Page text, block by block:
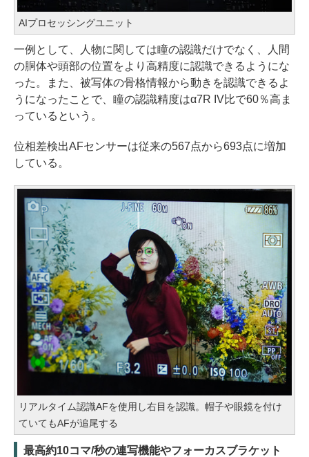
AIプロセッシングユニット
一例として、人物に関しては瞳の認識だけでなく、人間
の胴体や頭部の位置をより高精度に認識できるようにな
った。また、被写体の骨格情報から動きを認識できるよ
うになったことで、瞳の認識精度はα7R IV比で60％高ま
っているという。
位相差検出AFセンサーは従来の567点から693点に増加
している。
リアルタイム認識AFを使用し右目を認識。帽子や眼鏡を付け
ていてもAFが追尾する
最高約10コマ/秒の連写機能やフォーカスブラケット